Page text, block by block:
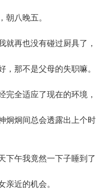
朝八晚五。
再也没有碰过厨具了，
，那不是父母的失职嘛。
全适应了现在的环境，
炯炯间总会透露出上个时
午我竟然一下子睡到了
亲近的机会。